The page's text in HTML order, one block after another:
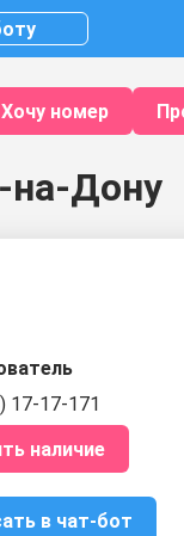
Хочу номер
на-Дону
17-17-171
наличие
в чат-бот